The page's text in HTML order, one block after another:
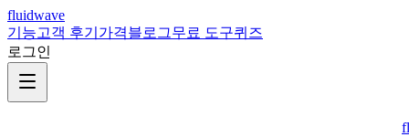
fluidwave
기능고객 후기 가격블로그무료 도구퀴즈
로그인